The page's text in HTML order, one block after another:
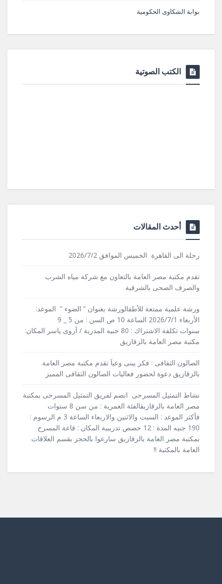
بوابة الشكاوى الحكومية
الكتب الصوتية
أحدث المقالات
رحلة الى القاهرة الخميس الموافق 2026/7/2
تقدم مكتبة مصر العامة بالتعاون مع شركة مياه الشرب
والصرف الصحى بالشرقية
ورشة علمية ممتعة للأطفالورشة بعنوان ” الضوء ” الموعد:
الأربعاء 2026/7/1 الساعة 10 ص السن : من 5 _ 9
سنوات تكلفة الاشتراك : 80 جنيه المدربة / أروى ياسر المكان:
مكتبة مصر العامة بالزقازيق
الصالون الثقافى : فكر يبنى وعياَ تقدم مكتبة مصر العامة
بالزقازيق دعوة لحضور فعاليات الصالون الثقافى المميز
نشاط التمثيل المسرحى انضم لفريق التمثيل المسرحى بمكتبة
مصر العامة بالزقازيقالفئة العمرية : من سن 8 سنوات
فأكثر الموعد : السبت والاثنين والاربعاء الساعة 3 م الرسوم :
190 جنيه المدة : 12 حصص تدريبية المكان : قاعة المسرح
بمكتبة مصر العامة بالزقازيق سارعوا بالحجز بقسم العلاقات
العامة بالمكتبة !!